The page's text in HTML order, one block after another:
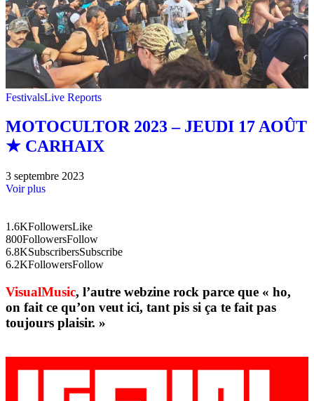
FestivalsLive Reports
MOTOCULTOR 2023 – JEUDI 17 AOÛT
★ CARHAIX
3 septembre 2023
Voir plus
1.6KFollowersLike
800FollowersFollow
6.8KSubscribersSubscribe
6.2KFollowersFollow
VisualMusic, l’autre webzine rock parce que « ho,
on fait ce qu’on veut ici, tant pis si ça te fait pas
toujours plaisir. »